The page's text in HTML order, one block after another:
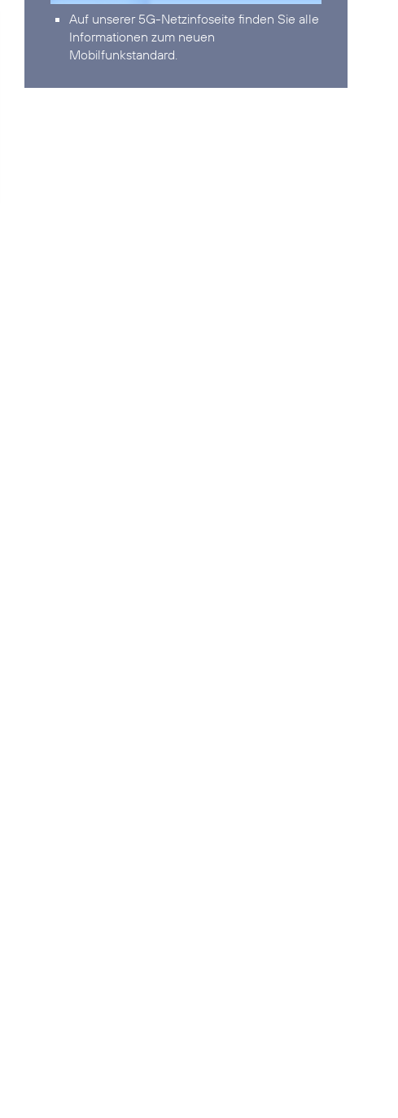
Auf unserer 5G-Netzinfoseite finden Sie alle
Informationen zum neuen
Mobilfunkstandard.